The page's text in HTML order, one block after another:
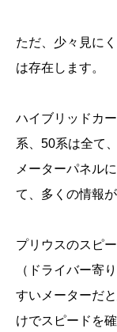
ただ、少々見に
は存在します。
ハイブリッドカ
系、50系は全て
メーターパネル
て、多くの情報
プリウスのスピ
（ドライバー寄
すいメーターだ
けでスピードを